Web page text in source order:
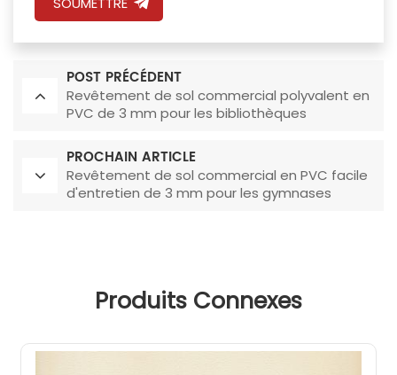
POST PRÉCÉDENT
Revêtement de sol commercial polyvalent en
PVC de 3 mm pour les bibliothèques
PROCHAIN ARTICLE
Revêtement de sol commercial en PVC facile
d'entretien de 3 mm pour les gymnases
Produits Connexes